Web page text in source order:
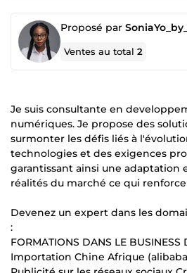
Proposé par
Ventes au total2
Je suis consultante en
numériques. Je propose des
surmonter les défis liés à
technologies et des exigences
garantissant ainsi une adaptation
réalités du marché ce qui
Devenez un expert dans les
:
FORMATIONS DANS LE BUSINESS
Importation Chine Afrique